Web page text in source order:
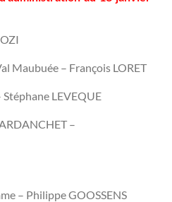
Maubuée – François LORET
LEVEQUE
–
– Philippe GOOSSENS